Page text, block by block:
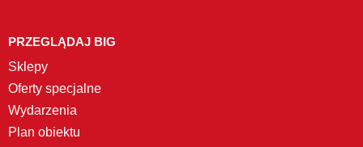
PRZEGLĄDAJ BIG
Sklepy
Oferty specjalne
Wydarzenia
Plan obiektu